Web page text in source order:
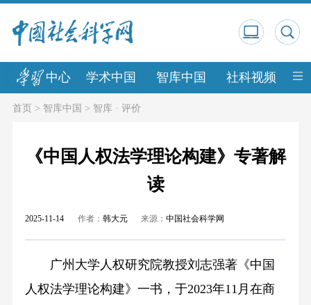
中心 学术中国 智库中国 社科视频 中
首页> 智库中国 > 智库 · 评价
《中国人权法学理论构建》专著解
读
2025-11-14 作者： 韩大元 来源：中国社会科学网
广州大学人权研究院教授刘志强著《中国
人权法学理论构建》一书，于2023年11月在商